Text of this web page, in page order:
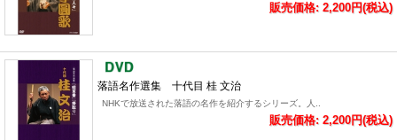
販売価格: 2,200円(税込)
落語名作選集 十代目 桂 文治
NHKで放送された落語の名作を紹介するシリーズ。人..
販売価格: 2,200円(税込)